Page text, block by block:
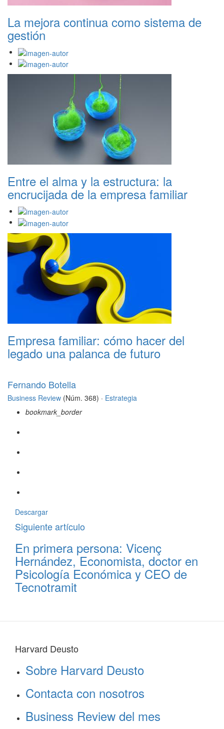
La mejora continua como sistema de
gestión
Entre el alma y la estructura: la
encrucijada de la empresa familiar
Empresa familiar: cómo hacer del
legado una palanca de futuro
Fernando Botella
Business Review (Núm. 368) · Estrategia
bookmark_border
Descargar
Siguiente artículo
En primera persona: Vicenç
Hernández, Economista, doctor en
Psicología Económica y CEO de
Tecnotramit
Harvard Deusto
Sobre Harvard Deusto
Contacta con nosotros
Business Review del mes